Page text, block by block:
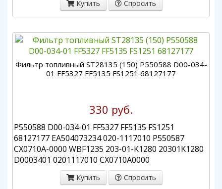
Купить Спросить
Фильтр топливный ST28135 (150) P550588 D00-034-
01 FF5327 FF5135 FS1251 68127177
330 руб.
P550588 D00-034-01 FF5327 FF5135 FS1251
68127177 EA504073234 020-1117010 P550587
CX0710A-0000 WBF1235 203-01-K1280 20301K1280
D0003401 0201117010 CX0710A0000
Купить Спросить